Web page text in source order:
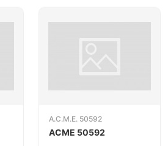
A.C.M.E. 50592
ACME 50592